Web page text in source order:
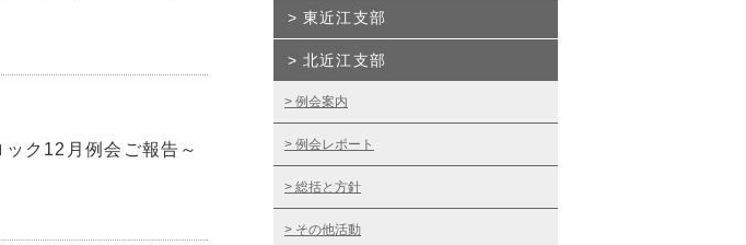
ク12月例会ご報告～
東近江支部
北近江支部
例会案内
例会レポート
総括と方針
その他活動